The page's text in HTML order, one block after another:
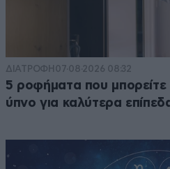
ΔΙΑΤΡΟΦΗ 07·08·2026 08:32
5 ροφήματα που μπορείτε
ύπνο για καλύτερα